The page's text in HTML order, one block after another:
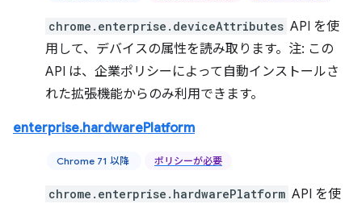
chrome.enterprise.deviceAttributes API を使
用して、デバイスの属性を読み取ります。注: この
API は、企業ポリシーによって自動インストールさ
れた拡張機能からのみ利用できます。
enterprise.hardwarePlatform
Chrome 71 以降 ポリシーが必要
chrome.enterprise.hardwarePlatform API を使